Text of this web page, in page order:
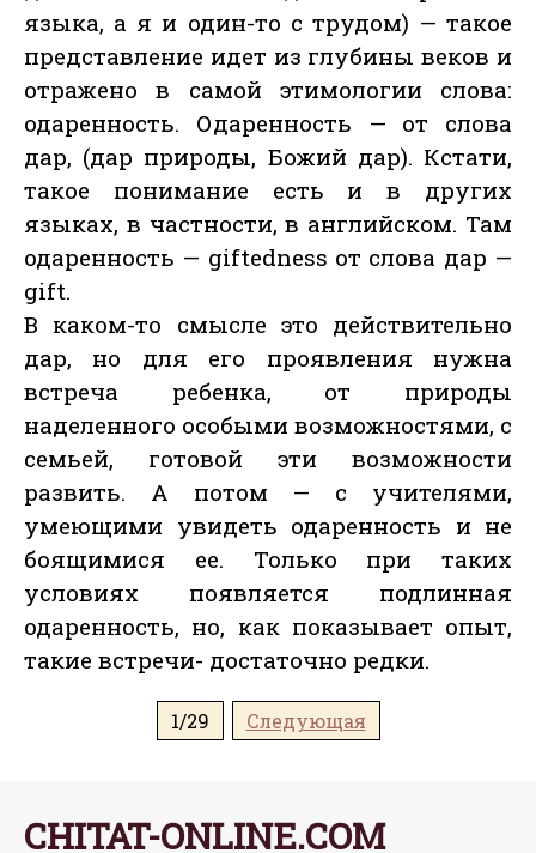
языка, а я и один-то с трудом) — такое
представление идет из глубины веков и
отражено в самой этимологии слова:
одаренность. Одаренность — от слова
дар, (дар природы, Божий дар). Кстати,
такое понимание есть и в других
языках, в частности, в английском. Там
одаренность — giftedness от слова дар —
gift.
В каком-то смысле это действительно
дар, но для его проявления нужна
встреча ребенка, от природы
наделенного особыми возможностями, с
семьей, готовой эти возможности
развить. А потом — с учителями,
умеющими увидеть одаренность и не
боящимися ее. Только при таких
условиях появляется подлинная
одаренность, но, как показывает опыт,
такие встречи- достаточно редки.
1/29 Следующая
CHITAT-ONLINE.COM